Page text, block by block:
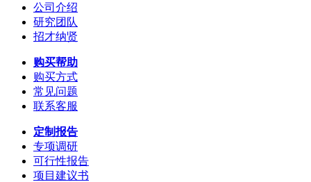
公司介绍
研究团队
招才纳贤
购买帮助
购买方式
常见问题
联系客服
定制报告
专项调研
可行性报告
项目建议书